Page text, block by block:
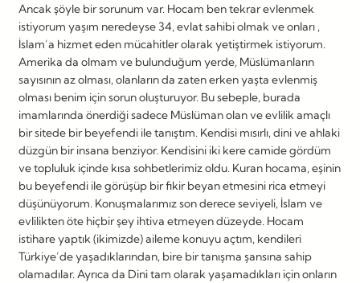
Ancak şöyle bir sorunum var. Hocam ben tekrar evlenmek
istiyorum yaşım neredeyse 34, evlat sahibi olmak ve onları ,
İslam’a hizmet eden mücahitler olarak yetiştirmek istiyorum.
Amerika da olmam ve bulunduğum yerde, Müslümanların
sayısının az olması, olanların da zaten erken yaşta evlenmiş
olması benim için sorun oluşturuyor. Bu sebeple, burada
imamlarında önerdiği sadece Müslüman olan ve evlilik amaçlı
bir sitede bir beyefendi ile tanıştım. Kendisi mısırlı, dini ve ahlaki
düzgün bir insana benziyor. Kendisini iki kere camide gördüm
ve topluluk içinde kısa sohbetlerimiz oldu. Kuran hocama, eşinin
bu beyefendi ile görüşüp bir fikir beyan etmesini rica etmeyi
düşünüyorum. Konuşmalarımız son derece seviyeli, İslam ve
evlilikten öte hiçbir şey ihtiva etmeyen düzeyde. Hocam
istihare yaptık (ikimizde) aileme konuyu açtım, kendileri
Türkiye’de yaşadıklarından, bire bir tanışma şansına sahip
olamadılar. Ayrıca da Dini tam olarak yaşamadıkları için onların